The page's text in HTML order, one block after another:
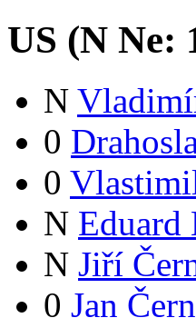
US (N Ne:
N
0
0
N Eduard
N Jiří
0 Jan